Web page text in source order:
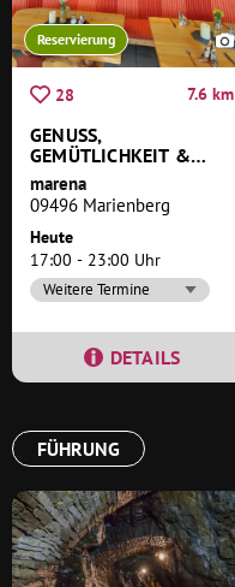
Reservierung
28 7.6 km
GENUSS,
GEMÜTLICHKEIT &
BOWLING
marena
09496 Marienberg
Heute
17:00 - 23:00 Uhr
Weitere Termine
DETAILS
FÜHRUNG